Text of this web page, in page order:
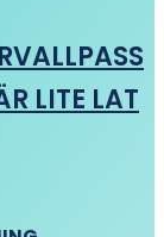
LITE LAT